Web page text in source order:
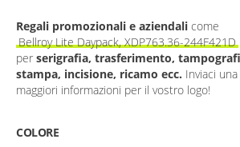
Regali promozionali e aziendali come
Bellroy Lite Daypack, XDP763.36-244F421D
per serigrafia, trasferimento,
stampa, incisione, ricamo ecc. Inviaci
maggiori informazioni per il vostro logo!
COLORE